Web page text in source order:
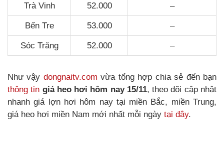
Trà Vinh 52.000 –
Bến Tre 53.000 –
Sóc Trăng 52.000 –
Như vậy dongnaitv.com vừa tổng hợp chia sẻ đến bạn
thông tin giá heo hơi hôm nay 15/11, theo dõi cập nhật
nhanh giá lợn hơi hôm nay tại miền Bắc, miền Trung,
giá heo hơi miền Nam mới nhất mỗi ngày tại đây.